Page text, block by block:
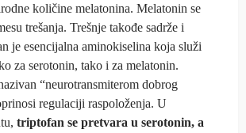
količine melatonina. Melatonin se
trešanja. Trešnje takođe sadrže i
je esencijalna aminokiselina koja služi
za serotonin, tako i za melatonin.
“neurotransmiterom dobrog
regulaciji raspoloženja. U
triptofan se pretvara u serotonin, a